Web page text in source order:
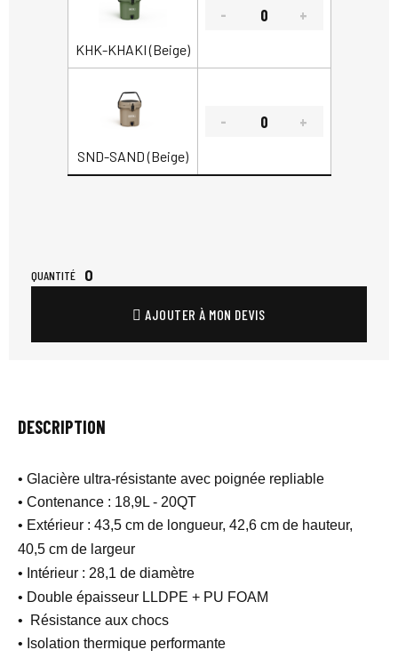
KHK-KHAKI (Beige)
SND-SAND (Beige)
QUANTITÉ 0
AJOUTER À MON DEVIS
DESCRIPTION
• Glacière ultra-résistante avec poignée repliable
• Contenance : 18,9L - 20QT
• Extérieur : 43,5 cm de longueur, 42,6 cm de hauteur,
40,5 cm de largeur
• Intérieur : 28,1 de diamètre
• Double épaisseur LLDPE + PU FOAM
• Résistance aux chocs
• Isolation thermique performante